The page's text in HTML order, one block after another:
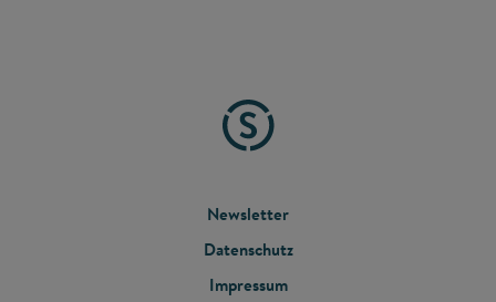
FOOTER
MENU
Newsletter
Datenschutz
Impressum